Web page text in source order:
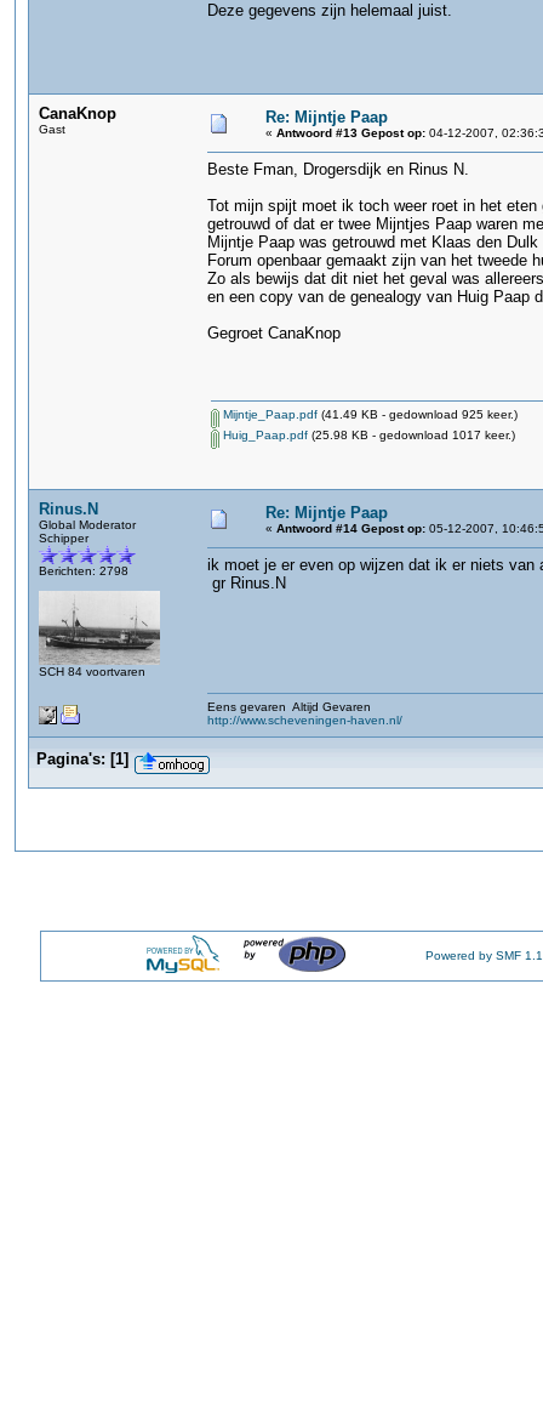
Deze gegevens zijn helemaal juist.
CanaKnop
Gast
Re: Mijntje Paap
« Antwoord #13 Gepost op: 04-12-2007,
Beste Fman, Drogersdijk en Rinus N.
Tot mijn spijt moet ik toch weer roet in het
getrouwd of dat er twee Mijntjes Paap waren
Mijntje Paap was getrouwd met Klaas den
Forum openbaar gemaakt zijn van het tweede
Zo als bewijs dat dit niet het geval was
en een copy van de genealogy van Huig Paap
Gegroet CanaKnop
Mijntje_Paap.pdf (41.49 KB - gedownload 925 keer.)
Huig_Paap.pdf (25.98 KB - gedownload 1017 keer.)
Rinus.N
Global Moderator
Schipper
Berichten: 2798
SCH 84 voortvaren
Re: Mijntje Paap
« Antwoord #14 Gepost op: 05-12-2007,
ik moet je er even op wijzen dat ik er niets van
gr Rinus.N
Eens gevaren Altijd Gevaren
http://www.scheveningen-haven.nl/
Pagina's: [1]
Powered by SMF